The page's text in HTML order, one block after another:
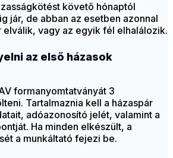
követő hónaptól
jár, de abban az esetben azonnal
elválik, vagy az egyik fél elhalálozik.
az első házasok
formanyomtatványát 3
Tartalmaznia kell a házaspár
adóazonosító jelét, valamint a
Ha minden elkészült, a
a munkáltató fejezi be.